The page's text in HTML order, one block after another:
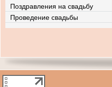
Поздравления на свадьбу
Проведение свадьбы